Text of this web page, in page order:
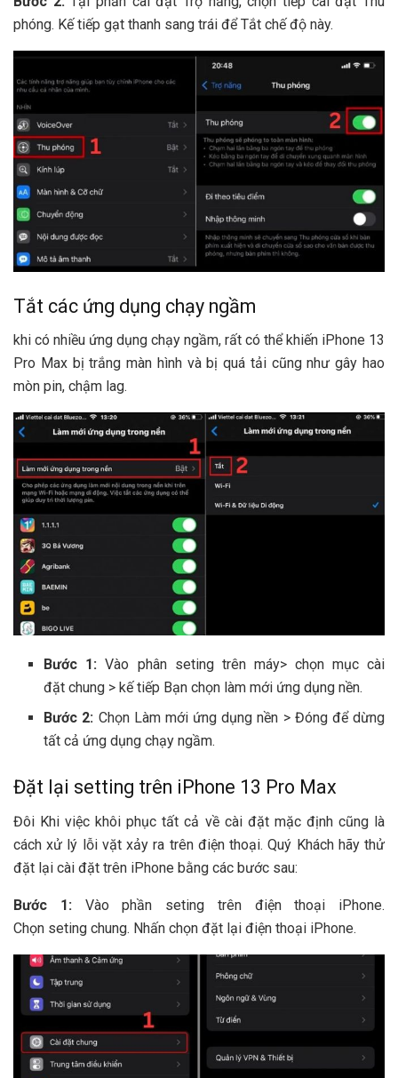
phóng. Kế tiếp gạt thanh sang trái để Tắt chế độ này.
Tắt các ứng dụng chạy ngầm
khi có nhiều ứng dụng chạy ngầm, rất có thểkhiến iPhone 13
Pro Max bị trắng màn hình và bị quá tải cũng như gây hao
mòn pin, chậm lag.
Bước 1: Vào phân setingtrên máy> chọn mụccài
đặt chung > kế tiếp Bạn chọn làm mới ứng dụng nền.
Bước 2: Chọn Làm mới ứng dụng nền > Đóng để dừng
tất cả ứng dụng chạy ngầm.
Đặt lại setting trên iPhone 13 Pro Max
Đôi Khi việc khôi phục tất cả về cài đặt mặc định cũng là
cách xử lý lỗi vặt xảy ra trên điện thoại.Quý Kháchhãy thử
đặt lại cài đặt trên iPhone bằng các bước sau:
Bước 1: Vào phần seting trên điện thoại iPhone.
Chọn seting chung. Nhấn chọn đặt lại điện thoại iPhone.